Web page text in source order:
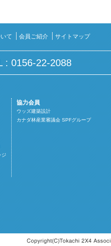
て 会員ご紹介 サイトマップ
: 0156-22-2088
ジ
協力会員
ウッズ建築設計
カナダ林産業審議会 SPFグループ